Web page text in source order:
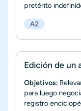
pretérito
A2
Edición de un
Objetivos:
para luego
registro